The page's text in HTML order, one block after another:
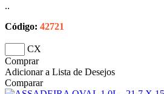
..
Código: 42721
CX
Comprar
Adicionar a Lista de Desejos
Comparar